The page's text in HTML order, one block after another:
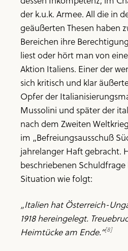
der k.u.k. Armee. All die in
geäußerten Thesen haben
Bereichen ihre
liest oder hört man von
Aktion Italiens. Einer der
sich kritisch und klar
Opfer der
Mussolini und später der
nach dem Zweiten
im „Befreiungsausschuß
jahrelanger Haft gebracht.
beschriebenen
Situation wie folgt:
„Italien hat Österreich-
1918 hereingelegt.
Heimtücke am Ende.“[8]